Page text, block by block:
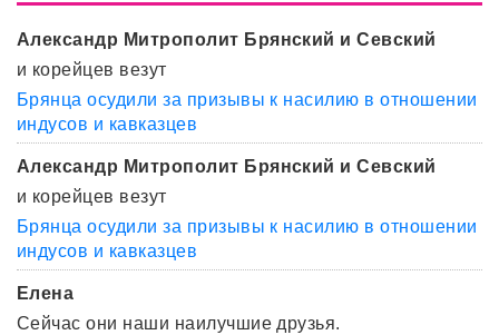
Александр Митрополит Брянский и Севский
и корейцев везут
Брянца осудили за призывы к насилию в отношении
индусов и кавказцев
Александр Митрополит Брянский и Севский
и корейцев везут
Брянца осудили за призывы к насилию в отношении
индусов и кавказцев
Елена
Сейчас они наши наилучшие друзья.